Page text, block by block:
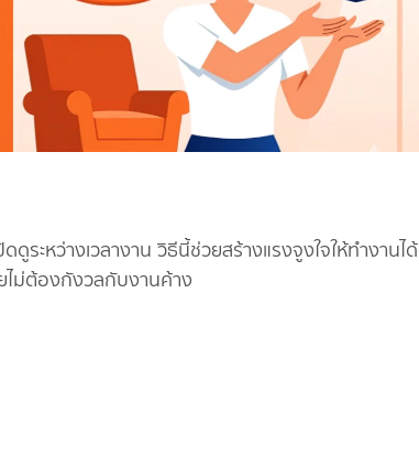
ระหว่างเวลางาน วิธีนี้ช่วยสร้างแรงจูงใจให้ทำงานได้
ไม่ต้องกังวลกับงานค้าง